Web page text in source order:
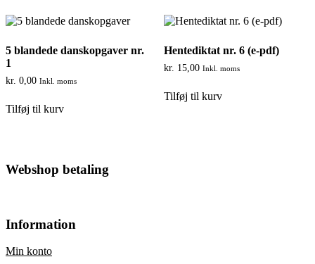
5 blandede danskopgaver nr.
1
kr. 0,00 Inkl. moms
Tilføj til kurv
Hentediktat nr. 6 (e-pdf)
kr. 15,00 Inkl. moms
Tilføj til kurv
Footer
Webshop betaling
Information
Min konto